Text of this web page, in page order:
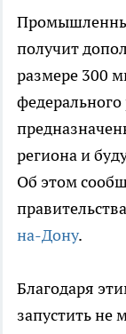
получит
размере 300
региона и
Об этом
на-Дону.
Благодаря
запустить не